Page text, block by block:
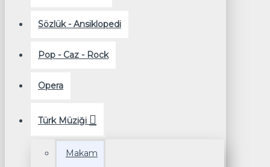
Sözlük - Ansiklopedi
Pop - Caz - Rock
Opera
Türk Müziği
Makam